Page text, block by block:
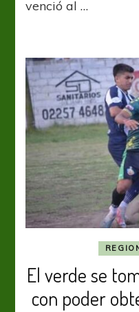
venció al …
El verde se
con poder